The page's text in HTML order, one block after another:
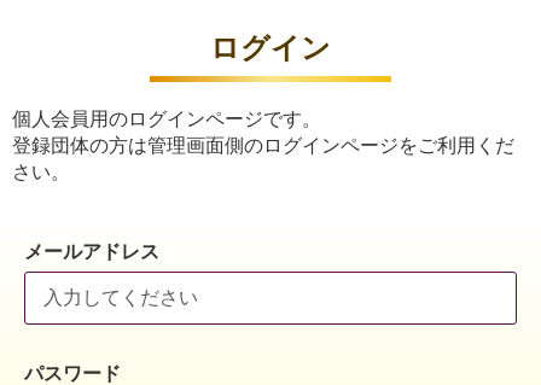
ログイン
個人会員用のログインページです。
登録団体の方は管理画面側のログインページをご利用くだ
さい。
メールアドレス
パスワード